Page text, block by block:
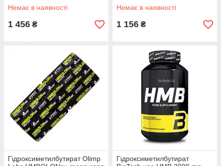
Немає в наявності
1 456 ₴
Немає в наявності
1 156 ₴
Гідроксиметилбутират Olimp
Гідроксиметилбутират